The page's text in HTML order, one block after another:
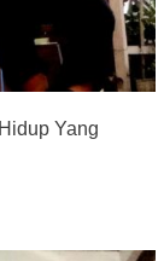
Yang